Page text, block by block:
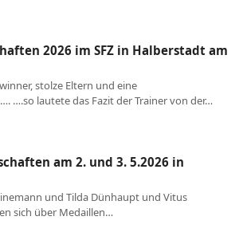
2026 im SFZ in Halberstadt am
stolze Eltern und eine
….so lautete das Fazit der Trainer von der…
am 2. und 3. 5.2026 in
und Tilda Dünhaupt und Vitus
sich über Medaillen…